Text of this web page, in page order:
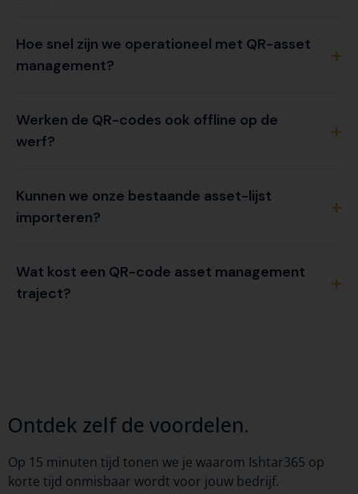
Hoe snel zijn we operationeel met QR-asset
management?
Werken de QR-codes ook offline op de
werf?
Kunnen we onze bestaande asset-lijst
importeren?
Wat kost een QR-code asset management
traject?
Ontdek zelf de voordelen.
Op 15 minuten tijd tonen we je waarom Ishtar365 op
korte tijd onmisbaar wordt voor jouw bedrijf.